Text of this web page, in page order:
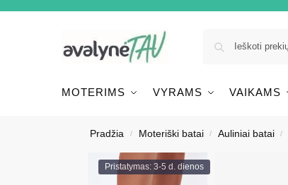
MOTERIMS VYRAMS VAIKAMS
Pradžia / Moteriški batai / Auliniai batai /
Pristatymas: 3-5 d. dienos